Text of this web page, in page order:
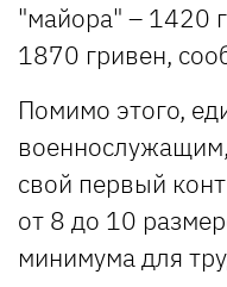
"майора" – 1420
1870 гривен,
Помимо этого,
свой первый
от 8 до 10
минимума для